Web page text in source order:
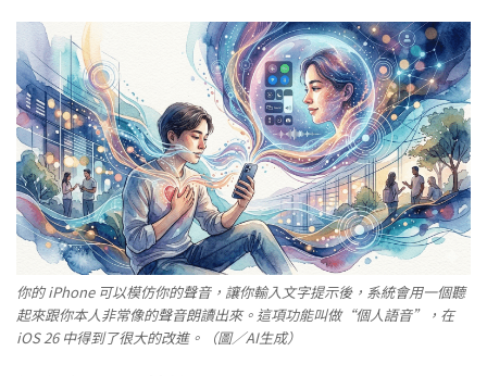
你的 iPhone 可以模仿你的聲音，讓你輸入文字提示後，系統會用一個聽
起來跟你本人非常像的聲音朗讀出來。這項功能叫做“個人語音”，在
iOS 26 中得到了很大的改進。（圖／AI生成）